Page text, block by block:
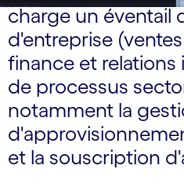
charge un éventail
d'entreprise
finance et relations
de processus
notamment la
et la souscription